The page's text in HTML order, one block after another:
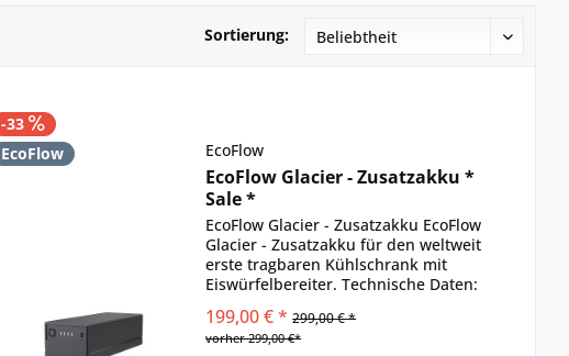
Sortierung:
-33
EcoFlow
EcoFlow
EcoFlow Glacier - Zusatzakku *
Sale *
EcoFlow Glacier - Zusatzakku EcoFlow
Glacier - Zusatzakku für den weltweit
erste tragbaren Kühlschrank mit
Eiswürfelbereiter. Technische Daten:
Kapazität: 298 Wh Ladezyklen: Nach
800 Ladezyklen noch über 80...
199,00 € * 299,00 € *
vorher 299,00 €*